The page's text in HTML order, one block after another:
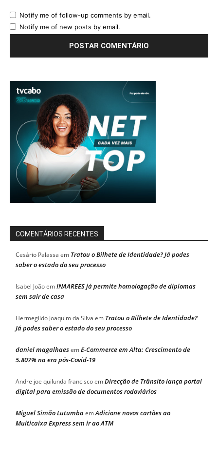
Notify me of follow-up comments by email.
Notify me of new posts by email.
COMENTÁRIOS RECENTES
Cesário Palassa em Tratou o Bilhete de Identidade? Já podes
saber o estado do seu processo
Isabel JoãoemINAAREES já permite homologação de diplomas
sem sair de casa
Hermegildo Joaquim da Silva em Tratou o Bilhete de Identidade?
Já podes saber o estado do seu processo
daniel magalhaesemE-Commerce em Alta: Crescimento de
5.807% na era pós-Covid-19
Andre joe quilunda franciscoemDirecção de Trânsito lança portal
digital para emissão de documentos rodoviários
Miguel Simão LutumbaemAdicione novos cartões ao
Multicaixa Express sem ir ao ATM